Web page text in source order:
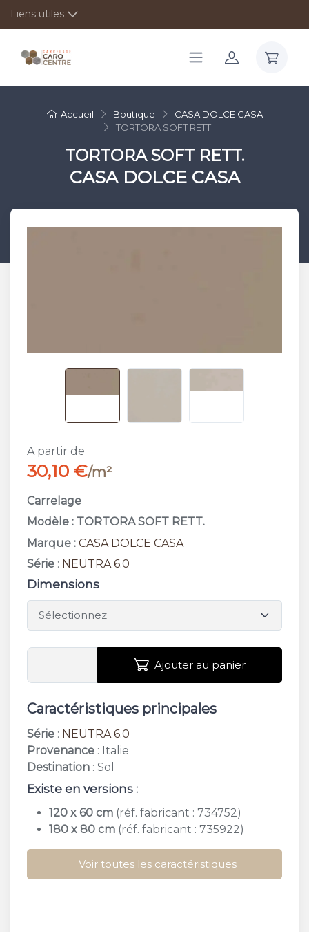
Liens utiles
Accueil Boutique
CASA DOLCE CASA
TORTORA SOFT RETT.
TORTORA SOFT RETT.
CASA DOLCE CASA
A partir de
30,10 €/m²
Carrelage
Modèle : TORTORA SOFT RETT.
Marque : CASA DOLCE CASA
Série : NEUTRA 6.0
Dimensions
Ajouter au panier
Caractéristiques principales
Série : NEUTRA 6.0
Provenance : Italie
Destination : Sol
Existe en versions :
120 x 60 cm (réf. fabricant : 734752)
180 x 80 cm (réf. fabricant : 735922)
Voir toutes les caractéristiques